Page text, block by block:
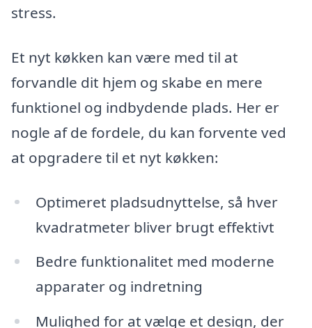
stress.
Et nyt køkken kan være med til at
forvandle dit hjem og skabe en mere
funktionel og indbydende plads. Her er
nogle af de fordele, du kan forvente ved
at opgradere til et nyt køkken:
Optimeret pladsudnyttelse, så hver
kvadratmeter bliver brugt effektivt
Bedre funktionalitet med moderne
apparater og indretning
Mulighed for at vælge et design, der